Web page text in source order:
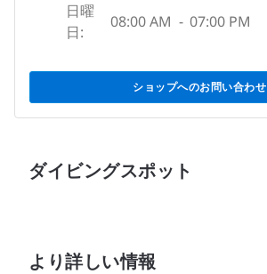
日曜
日:
08:00 AM - 07:00 PM
ショップへのお問い合わせ
ダイビングスポット
より詳しい情報